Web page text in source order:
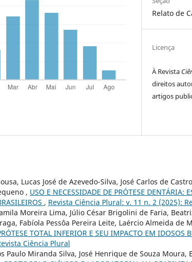
Relato de
Licença
À Revista
direitos
artigos
Lucas José de Azevedo-Silva, José Carlos de
, USO E NECESSIDADE DE PRÓTESE DENTÁRIA:
, Revista Ciência Plural: v. 11 n. 2 (2025):
Moreira Lima, Júlio César Brigolini de Faria,
Fabíola Pessôa Pereira Leite, Laércio Almeida de
TOTAL INFERIOR E SEU IMPACTO EM IDOSOS
Ciência Plural
Paulo Miranda Silva, José Henrique de Souza Moura,